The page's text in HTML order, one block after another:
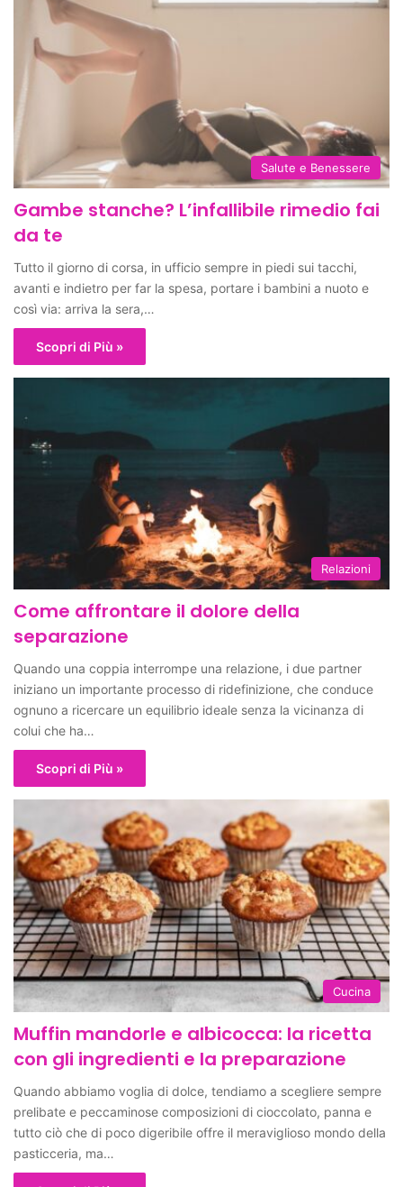
Salute e Benessere
Gambe stanche? L’infallibile rimedio fai
da te
Tutto il giorno di corsa, in ufficio sempre in piedi sui tacchi,
avanti e indietro per far la spesa, portare i bambini a nuoto e
così via: arriva la sera,…
Scopri di Più »
Relazioni
Come affrontare il dolore della
separazione
Quando una coppia interrompe una relazione, i due partner
iniziano un importante processo di ridefinizione, che conduce
ognuno a ricercare un equilibrio ideale senza la vicinanza di
colui che ha…
Scopri di Più »
Cucina
Muffin mandorle e albicocca: la ricetta
con gli ingredienti e la preparazione
Quando abbiamo voglia di dolce, tendiamo a scegliere sempre
prelibate e peccaminose composizioni di cioccolato, panna e
tutto ciò che di poco digeribile offre il meraviglioso mondo della
pasticceria, ma…